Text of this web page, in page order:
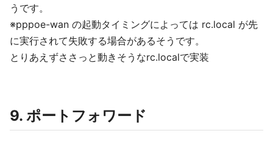
うです。
※pppoe-wan の起動タイミングによっては rc.local が先
に実行されて失敗する場合があるそうです。
とりあえずささっと動きそうなrc.localで実装
9. ポートフォワード